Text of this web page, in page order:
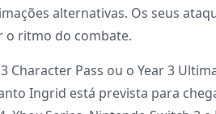
alternativas. Os seus
o ritmo do combate.
Pass ou o Year 3
Ingrid está prevista para